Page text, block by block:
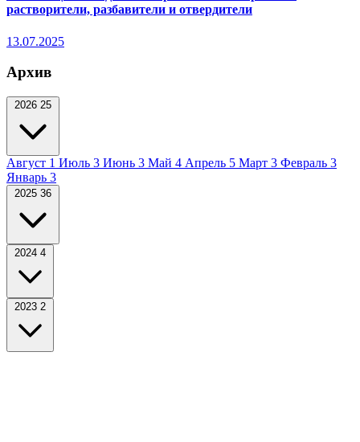
растворители, разбавители и отвердители
13.07.2025
Архив
2026 25
Август 1 Июль 3 Июнь 3 Май 4 Апрель 5 Март 3 Февраль 3
Январь 3
2025 36
2024 4
2023 2